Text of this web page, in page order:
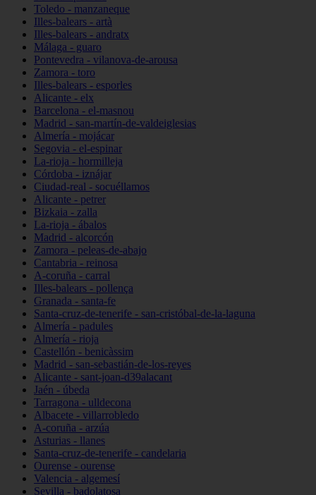
Toledo - manzaneque
Illes-balears - artà
Illes-balears - andratx
Málaga - guaro
Pontevedra - vilanova-de-arousa
Zamora - toro
Illes-balears - esporles
Alicante - elx
Barcelona - el-masnou
Madrid - san-martín-de-valdeiglesias
Almería - mojácar
Segovia - el-espinar
La-rioja - hormilleja
Córdoba - iznájar
Ciudad-real - socuéllamos
Alicante - petrer
Bizkaia - zalla
La-rioja - ábalos
Madrid - alcorcón
Zamora - peleas-de-abajo
Cantabria - reinosa
A-coruña - carral
Illes-balears - pollença
Granada - santa-fe
Santa-cruz-de-tenerife - san-cristóbal-de-la-laguna
Almería - padules
Almería - rioja
Castellón - benicàssim
Madrid - san-sebastián-de-los-reyes
Alicante - sant-joan-d39alacant
Jaén - úbeda
Tarragona - ulldecona
Albacete - villarrobledo
A-coruña - arzúa
Asturias - llanes
Santa-cruz-de-tenerife - candelaria
Ourense - ourense
Valencia - algemesí
Sevilla - badolatosa